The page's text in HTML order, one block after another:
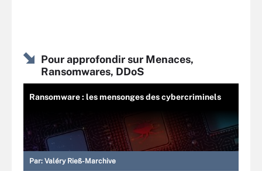
Pour approfondir sur Menaces,
Ransomwares, DDoS
Ransomware : les mensonges des cybercriminels
Par: Valéry Rieß-Marchive